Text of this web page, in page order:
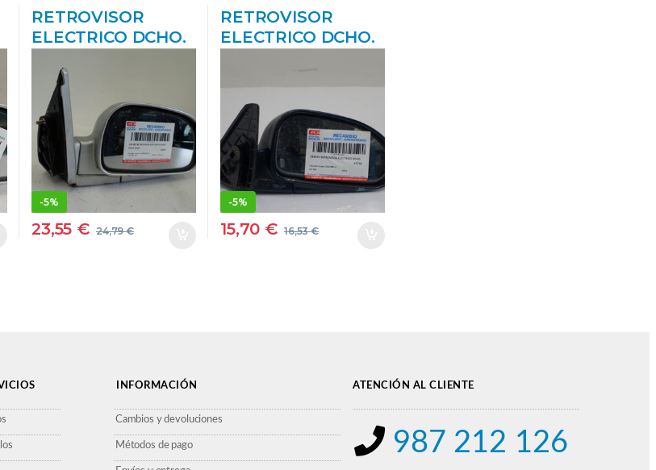
RETROVISOR
ELECTRICO DCHO.
FE (SM)(2001->) 2.0
CRDI 4×4 D 4EA-V
– #PROV#
D4EAVPROV
87620-26401
8762026401 GRIS
DERECHO ESPEJO
-5%
23,55 € 24,79€
RETROVISOR
ELECTRICO DCHO.
DERECHO ESPEJO
-5%
15,70 € 16,53€
INFORMACIÓN
Cambios y devoluciones
Métodos de pago
ATENCIÓN AL CLIENTE
987 212 126